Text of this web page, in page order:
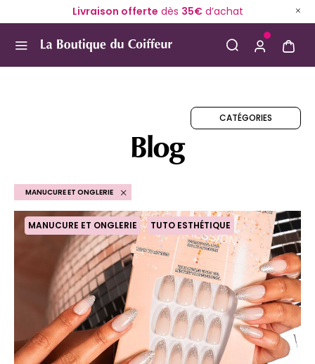
Livraison offerte dès 35€d’achat
Blog
CATÉGORIES
MANUCURE ET ONGLERIE
MANUCURE ET ONGLERIE TUTO ESTHÉTIQUE